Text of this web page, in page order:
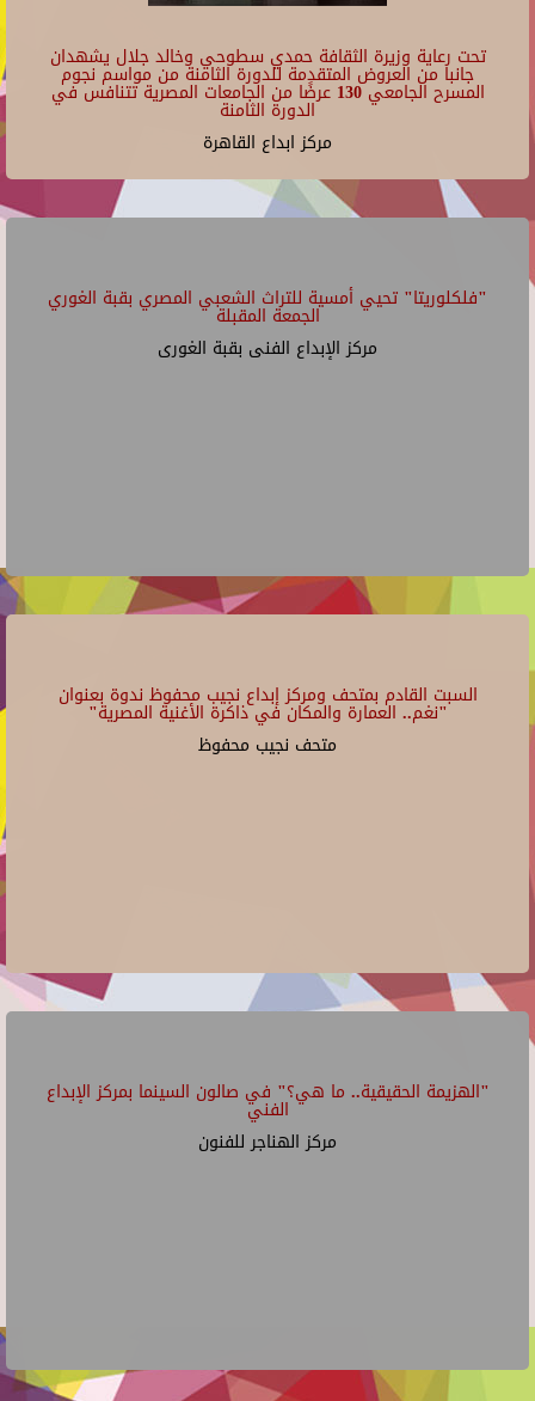
تحت رعاية وزيرة الثقافة حمدي سطوحي وخالد جلال يشهدان
جانبا من العروض المتقدمة للدورة الثامنة من مواسم نجوم
المسرح الجامعي 130 عرضًا من الجامعات المصرية تتنافس في
الدورة الثامنة
مركز ابداع القاهرة
"فلكلوريتا" تحيي أمسية للتراث الشعبي المصري بقبة الغوري
الجمعة المقبلة
مركز الإبداع الفنى بقبة الغورى
السبت القادم بمتحف ومركز إبداع نجيب محفوظ ندوة بعنوان
"نغم.. العمارة والمكان في ذاكرة الأغنية المصرية"
متحف نجيب محفوظ
"الهزيمة الحقيقية.. ما هي؟" في صالون السينما بمركز الإبداع
الفني
مركز الهناجر للفنون